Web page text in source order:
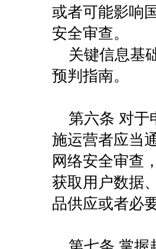
或者可能影响
安全审查。
关键信息基
预判指南。
第六条 对于
施运营者应当
网络安全审查
获取用户数据
品供应或者必